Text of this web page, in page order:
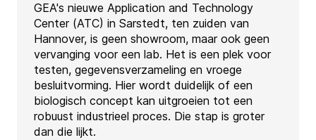
GEA's nieuwe Application and Technology
Center (ATC) in Sarstedt, ten zuiden van
Hannover, is geen showroom, maar ook geen
vervanging voor een lab. Het is een plek voor
testen, gegevensverzameling en vroege
besluitvorming. Hier wordt duidelijk of een
biologisch concept kan uitgroeien tot een
robuust industrieel proces. Die stap is groter
dan die lijkt.